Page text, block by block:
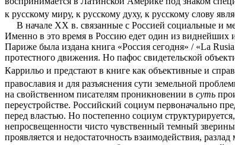
к русскому миру, к русскому духу, к русскому слову
В начале ХХ в. связанные с Россией социальные и
Именно в это время в Россию едет один из виднейших
Париже была издана книга «Россия сегодня» / «La
протестного движения. Но пафос свидетельской
Каррильо и предстают в книге как объективные и
православия и для разъяснения сути земельной
на свойственном писателям проникновении в суть
переустройстве. Российский социум первоначально
перед властью. Но постепенно социум
непросвещенности чисто чувственный темный
проявляется и недостаточность взаимодействия,